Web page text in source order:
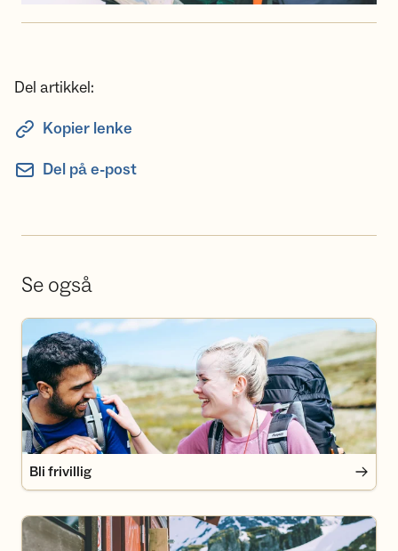
Del artikkel:
Kopier lenke
Del på e-post
Se også
Bli frivillig
Bli frivillig
Bli medlem